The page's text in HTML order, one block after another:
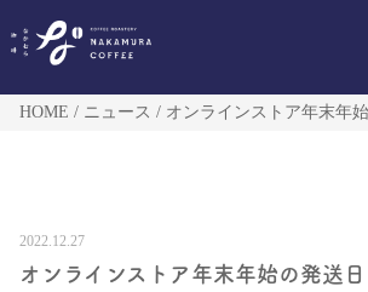
HOME ニュース オンラインストア年末年
2022.12.27
オンラインストア年末年始の発送